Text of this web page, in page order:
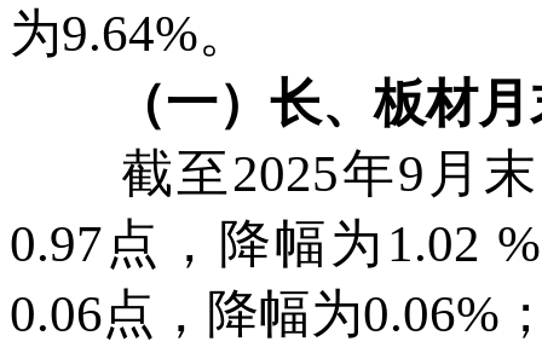
为9.64%。
（一）长、板材月
截至2025年9月末
0.97点，降幅为1.02
0.06点，降幅为0.06%